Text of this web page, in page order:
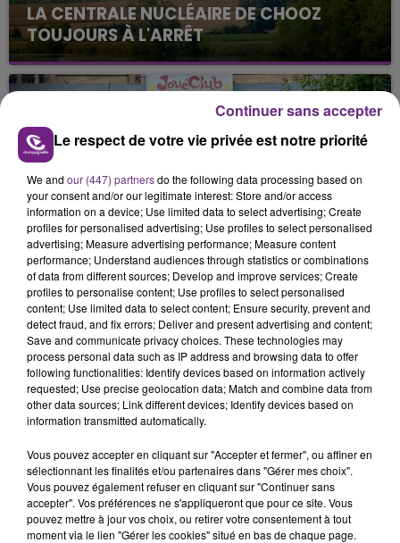
LA CENTRALE NUCLÉAIRE DE CHOOZ
TOUJOURS À L'ARRÊT
Cela fait déjà une semaine que la centrale
nucléaire ardennaise est à l'arrêt. Une situation
justifiée par la sécheresse intense qui est toujours
présente.
LE MAGASIN JOUÉCLUB DE REIMS FERME
SES PORTES
C'était l'une des institutions du centre-ville
rémois. Le magasin JouéClub est contraint de
fermer ses portes.
TITRES DIFFUSÉS
15h48
15h48 15h44
15h44
Le respect de votre vie privée est notre priorité
We and our (447) partnersdo the following data processing based on
your consent and/or our legitimate interest: Store and/or access
information on a device; Use limited data to select advertising; Create
profiles for personalised advertising; Use profiles to select personalised
advertising; Measure advertising performance; Measure content
performance; Understand audiences through statistics or combinations
of data from different sources; Develop and improve services; Create
profiles to personalise content; Use profiles to select personalised
content; Use limited data to select content; Ensure security, prevent and
detect fraud, and fix errors; Deliver and present advertising and content;
Save and communicate privacy choices. These technologies may
process personal data such as IP address and browsing data to offer
following functionalities: Identify devices based on information actively
requested; Use precise geolocation data; Match and combine data from
other data sources; Link different devices; Identify devices based on
information transmitted automatically.
Vous pouvez accepter en cliquant sur "Accepter et fermer", ou affiner en
sélectionnant les finalités et/ou partenaires dans "Gérer mes choix".
Vous pouvez également refuser en cliquant sur "Continuer sans
accepter". Vos préférences ne s'appliqueront que pour ce site. Vous
pouvez mettre à jour vos choix, ou retirer votre consentement à tout
moment via le lien "Gérer les cookies" situé en bas de chaque page.
Continuer sans accepter